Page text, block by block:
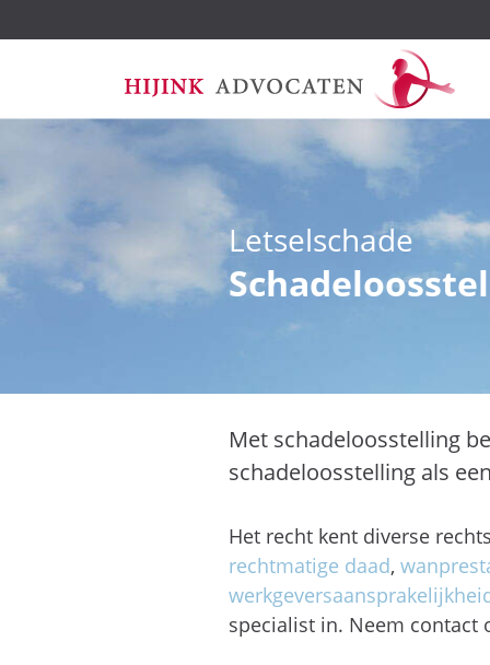
naar
de
inhoud
Letselschade
Met schadeloosstelling
schadeloosstelling als
Het recht kent diverse
rechtmatige daad,
specialist in. Neem contact